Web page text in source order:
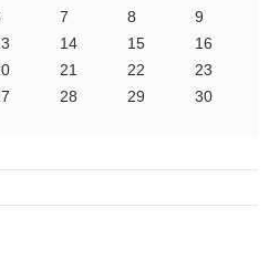
7 8
9
14 15
16
21 22
23
28 29
30